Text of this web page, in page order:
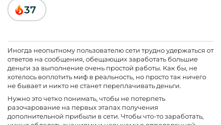
37
Иногда неопытному пользователю сети трудно удержаться от
ответов на сообщения, обещающих заработать большие
деньги за выполнение очень простой работы. Как бы, не
хотелось воплотить миф в реальность, но просто так ничего
не бывает и никто не станет переплачивать деньги.
Нужно это четко понимать, чтобы не потерпеть
разочарование на первых этапах получения
дополнительной прибыли в сети. Чтобы что-то заработать,